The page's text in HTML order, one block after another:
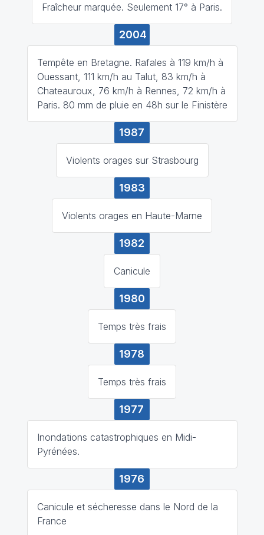
Fraîcheur marquée. Seulement 17° à Paris.
2004
Tempête en Bretagne. Rafales à 119 km/h à
Ouessant, 111 km/h au Talut, 83 km/h à
Chateauroux, 76 km/h à Rennes, 72 km/h à
Paris. 80 mm de pluie en 48h sur le Finistère
1987
Violents orages sur Strasbourg
1983
Violents orages en Haute-Marne
1982
Canicule
1980
Temps très frais
1978
Temps très frais
1977
Inondations catastrophiques en Midi-
Pyrénées.
1976
Canicule et sécheresse dans le Nord de la
France